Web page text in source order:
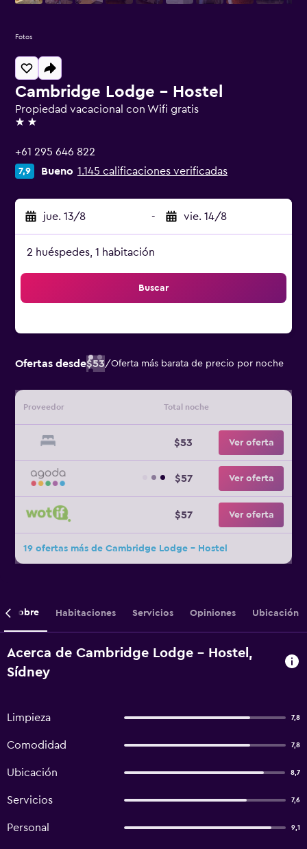
Cambridge Lodge - Hostel
Propiedad vacacional con Wifi gratis
2 estrellas
+61 295 646 822
7,9 Bueno 1.145 calificaciones verificadas
jue. 13/8 - vie. 14/8
2 huéspedes, 1 habitación
Buscar
Ofertas desde$53/Oferta más barata de precio por noche
Proveedor Total noche
$53 Ver oferta
$57 Ver oferta
$57 Ver oferta
19 ofertas más de Cambridge Lodge - Hostel
Fotos
Sobre Habitaciones Servicios Opiniones Ubicación
Acerca de Cambridge Lodge - Hostel,
Sídney
Limpieza 7,8
Comodidad 7,8
Ubicación 8,7
Servicios 7,6
Personal 9,1